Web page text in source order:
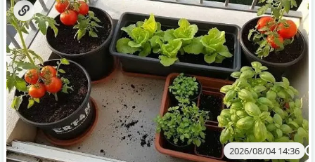
2026/08/04 14:36